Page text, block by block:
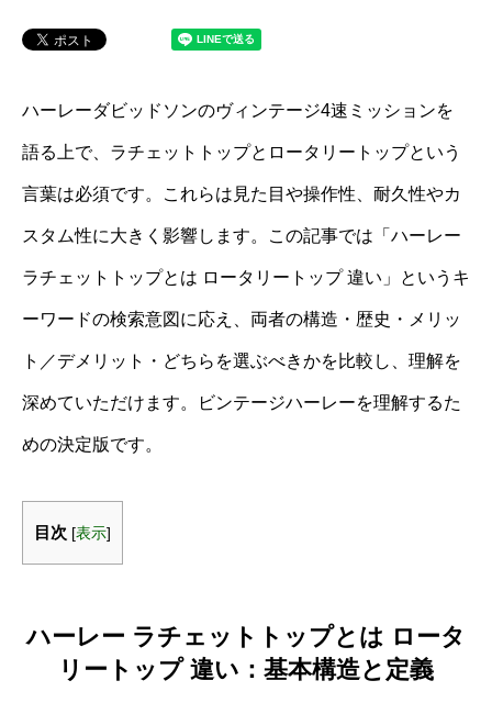
ハーレーダビッドソンのヴィンテージ4速ミッションを
語る上で、ラチェットトップとロータリートップという
言葉は必須です。これらは見た目や操作性、耐久性やカ
スタム性に大きく影響します。この記事では「ハーレー
ラチェットトップとは ロータリートップ 違い」というキ
ーワードの検索意図に応え、両者の構造・歴史・メリッ
ト／デメリット・どちらを選ぶべきかを比較し、理解を
深めていただけます。ビンテージハーレーを理解するた
めの決定版です。
目次 [表示]
ハーレー ラチェットトップとは ロータ
リートップ 違い：基本構造と定義